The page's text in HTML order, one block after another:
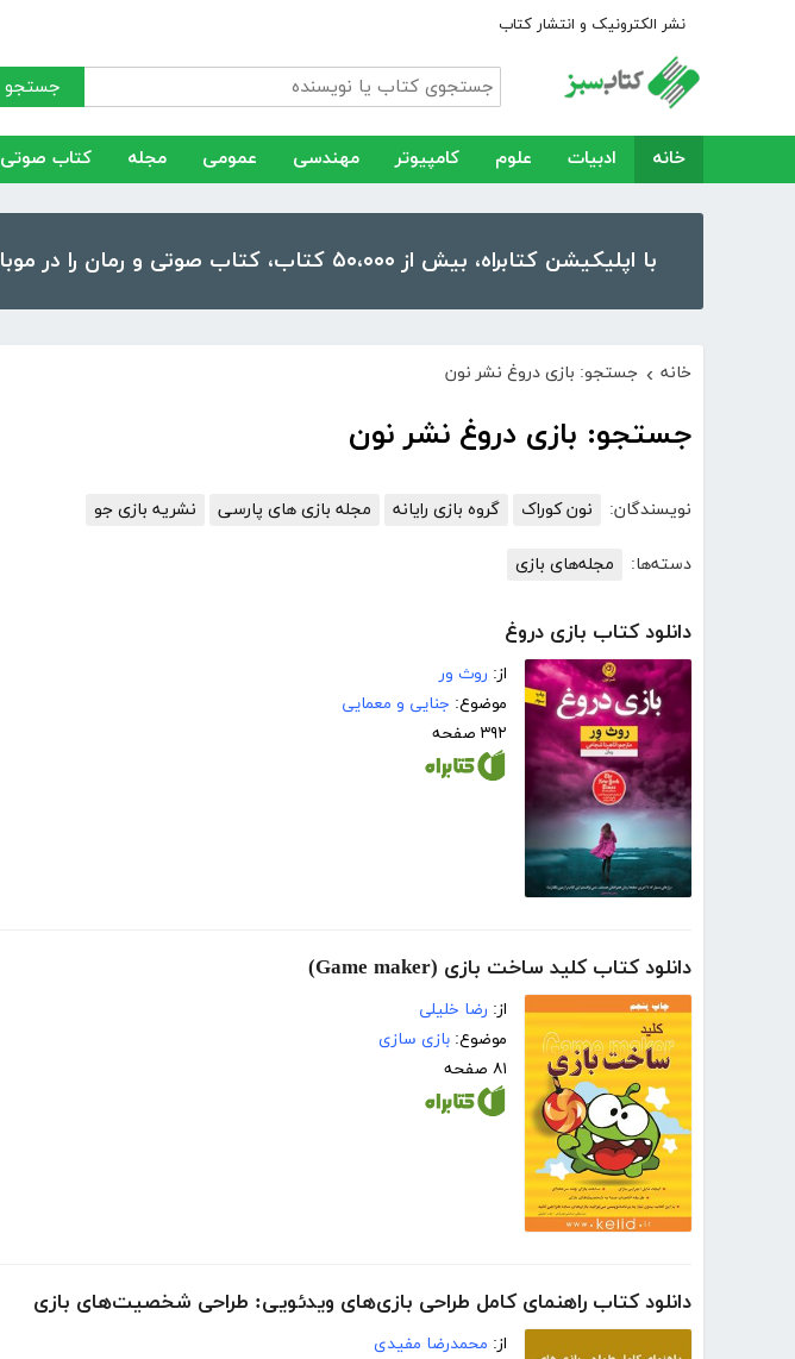
نشر الکترونیک و انتشار کتاب
جستجو
خانه ادبیات علوم کامپیوتر مهندسی عمومی مجله کتاب صوتی
با اپلیکیشن کتابراه، بیش از ۵۰،۰۰۰ کتاب، کتاب صوتی و رمان را در موبایل و تبلت خود داشته باشید!
خانه › جستجو: بازی دروغ نشر نون
جستجو: بازی دروغ نشر نون
نویسندگان: نون کوراک گروه بازی رایانه مجله بازی های پارسی نشریه بازی جو
دسته‌ها: مجله‌های بازی
دانلود کتاب بازی دروغ
از: روث ور
موضوع: جنایی و معمایی
۳۹۲ صفحه
دانلود کتاب کلید ساخت بازی (Game maker)
از: رضا خلیلی
موضوع: بازی سازی
۸۱ صفحه
دانلود کتاب راهنمای کامل طراحی بازی‌های ویدئویی: طراحی شخصیت‌های بازی
از: محمدرضا مفیدی